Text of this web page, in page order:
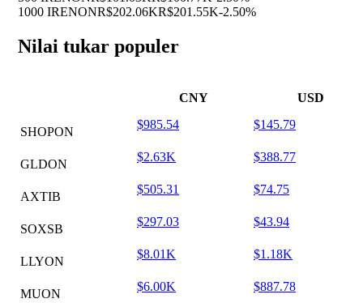
1000 IRENONR$202.06KR$201.55K-2.50%
Nilai tukar populer
CNY USD
SHOPON
$985.54 $145.79
GLDON
$2.63K $388.77
AXTIB
$505.31 $74.75
SOXSB
$297.03 $43.94
LLYON
$8.01K $1.18K
MUON
$6.00K $887.78